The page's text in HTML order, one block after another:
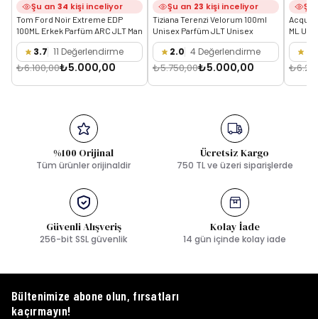
Şu an 34 kişi inceliyor
Tom Ford Noir Extreme EDP
100ML Erkek Parfüm ARC JLT Man
3.7 11 Değerlendirme
₺6.100,00₺5.000,00
Şu an 23 kişi inceliyor
Tiziana Terenzi Velorum 100ml
Unisex Parfüm JLT Unisex
2.0 4 Değerlendirme
₺5.750,00₺5.000,00
Şu
Acqua
ML
%100 Orijinal
Tüm ürünler orijinaldir
Ücretsiz Kargo
750 TL ve üzeri siparişlerde
Güvenli Alışveriş
256-bit SSL güvenlik
Kolay İade
14 gün içinde kolay iade
Bültenimize abone olun, fırsatları
kaçırmayın!